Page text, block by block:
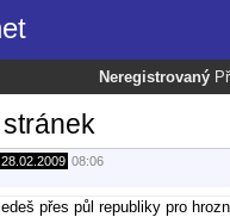
Neregistrovaný
28.02.2009 08:06
přes půl republiky pro